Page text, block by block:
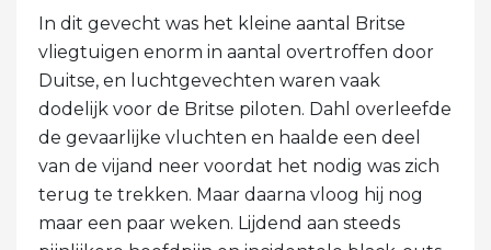
In dit gevecht was het kleine aantal Britse
vliegtuigen enorm in aantal overtroffen door
Duitse, en luchtgevechten waren vaak
dodelijk voor de Britse piloten. Dahl overleefde
de gevaarlijke vluchten en haalde een deel
van de vijand neer voordat het nodig was zich
terug te trekken. Maar daarna vloog hij nog
maar een paar weken. Lijdend aan steeds